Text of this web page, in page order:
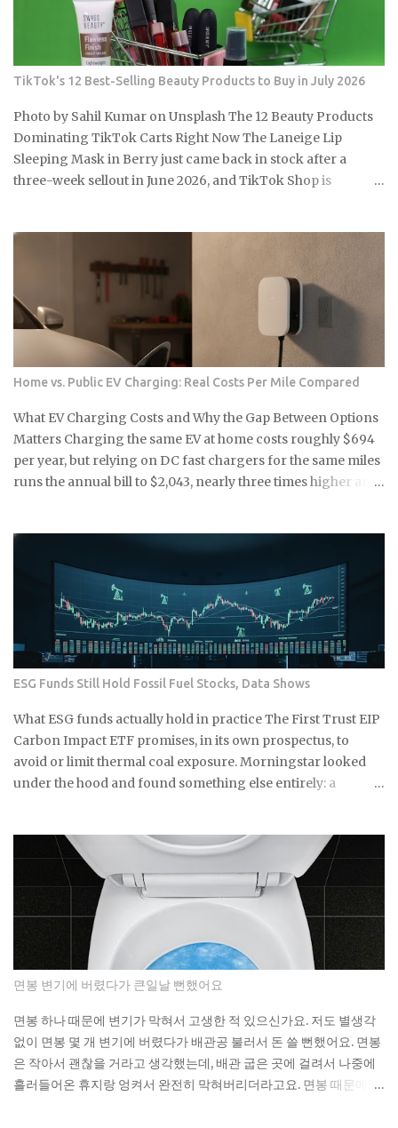
Article data. Source: Article data: Lucid Motors quarterly
financials U.S. EV sales fell 27% year over year in Q1 2026 the
moment federal tax credits were removed, yet the thematic
ETFs built around the clean energy transition were priced
as though that policy support was per...
TikTok's 12 Best-Selling Beauty Products to Buy in July 2026
Photo by Sahil Kumar on Unsplash The 12 Beauty Products
Dominating TikTok Carts Right Now The Laneige Lip
Sleeping Mask in Berry just came back in stock after a
three-week sellout in June 2026, and TikTok Shop is
closes and shelves tighten up again? e.l.f. Cosmetics Halo
Glow Liquid Filter , around $13, a buildable complexion
product with no SPF that drives some of the most consistent
repeat purchases on TikTok Shop Sol de Janeiro Brazilian
Bum Bum Cream , the 240ml jar at roughly $48, a body care
staple that somehow finds a fresh wave of first-time buyers
every single summer Laneige Lip Sleeping Mask in Berry,
20g for about $24, one of the longest-running TikTok
beauty products out there, with sustained weekly sales
volume that's held into 2026 Drunk Elephant Protini
Polypeptide Cream , 5...
Home vs. Public EV Charging: Real Costs Per Mile Compared
What EV Charging Costs and Why the Gap Between Options
Matters Charging the same EV at home costs roughly $694
per year, but relying on DC fast chargers for the same miles
runs the annual bill to $2,043, nearly three times higher and
ownership, because that answer matters as much as the
sticker price. Level 1 home charging: a standard 120-volt
outlet with no installation cost beyond the cord that ships
with most EVs, making it the lowest-barrier entry point for
new EV owners. Level 2 home charging: a 240-volt outlet
and a dedicated EVSE unit that delivers a full charge
overnight, covering the daily driving needs of most U.S.
households on a single residential electricity rate. Level 2
public stations: an average of roughly $0.25 per kWh across
most U.S. networks, already a 39% premium over the n...
ESG Funds Still Hold Fossil Fuel Stocks, Data Shows
What ESG funds actually hold in practice The First Trust EIP
Carbon Impact ETF promises, in its own prospectus, to
avoid or limit thermal coal exposure. Morningstar looked
under the hood and found something else entirely: a
what does the ESG label on your own fund actually
guarantee about what's sitting inside it? Not a lot, as it turns
out. As You Sow's Fossil Free Funds platform ran the
numbers on sustainable funds and found that a large
majority of them hold at least some fossil fuel exposure.
Here's the part that should give you pause: a comparison
sample of non-sustainable funds showed a nearly identical
rate of fossil fuel holdings. Same exposure, different
marketing. The First Trust fund's own paperwork sets a
goal to avoid or limit thermal coal companies.
Morningstar's assessment found the opposite happening in
practice. Meanwh...
면봉 변기에 버렸다가 큰일날 뻔했어요
면봉 하나 때문에 변기가 막혀서 고생한 적 있으신가요. 저도 별생각
없이 면봉 몇 개 변기에 버렸다가 배관공 불러서 돈 쓸 뻔했어요. 면봉
은 작아서 괜찮을 거라고 생각했는데, 배관 굽은 곳에 걸려서 나중에
흘러들어온 휴지랑 엉켜서 완전히 막혀버리더라고요. 면봉 때문에 변